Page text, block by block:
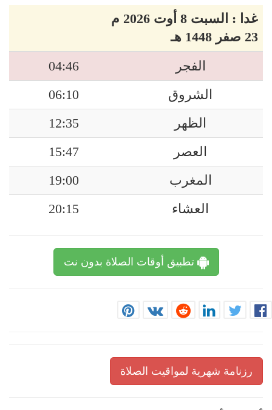
غدا : السبت 8 أوت 2026 م
23 صفر 1448 هـ
الفجر
04:46
الشروق
06:10
الظهر
12:35
العصر
15:47
المغرب
19:00
العشاء
20:15
تطبيق أوقات الصلاة بدون نت
رزنامة شهرية لمواقيت الصلاة